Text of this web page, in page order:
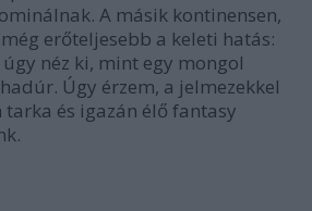
A másik kontinensen,
erőteljesebb a keleti hatás:
néz ki, mint egy mongol
Úgy érzem, a jelmezekkel
és igazán élő fantasy